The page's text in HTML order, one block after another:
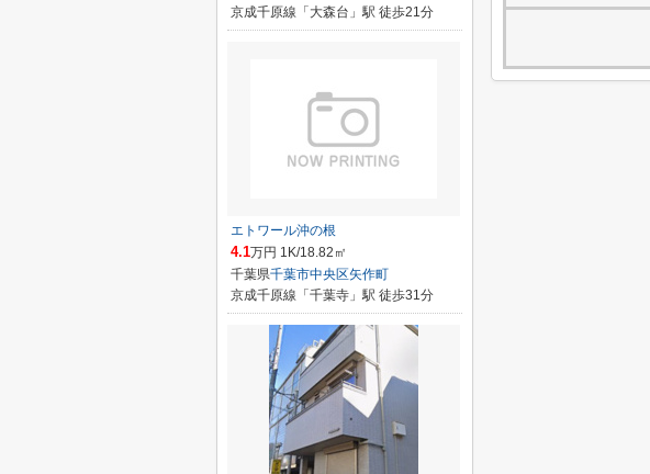
京成千原線「大森台」駅 徒歩21分
エトワール沖の根
4.1万円 1K/18.82㎡
千葉県千葉市中央区矢作町
京成千原線「千葉寺」駅 徒歩31分